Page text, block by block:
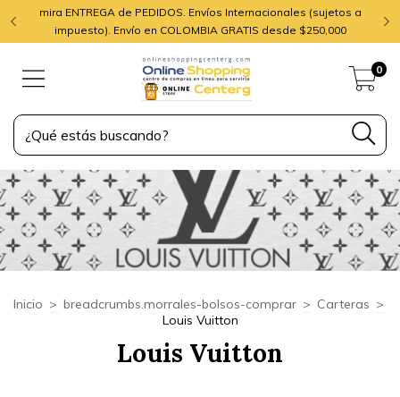
mira ENTREGA de PEDIDOS. Envíos Internacionales (sujetos a
impuesto). Envío en COLOMBIA GRATIS desde $250,000
0
Inicio > breadcrumbs.morrales-bolsos-comprar > Carteras >
Louis Vuitton
Louis Vuitton